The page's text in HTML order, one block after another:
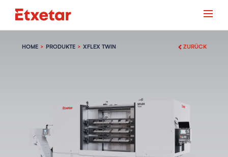
HOME PRODUKTE XFLEX TWIN ZURÜCK